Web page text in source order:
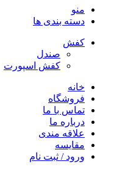
منو
دسته بندی ها
کفش
صندل
کفش اسپورت
خانه
فروشگاه
تماس با ما
درباره ما
علاقه مندی
مقایسه
ورود / ثبت نام